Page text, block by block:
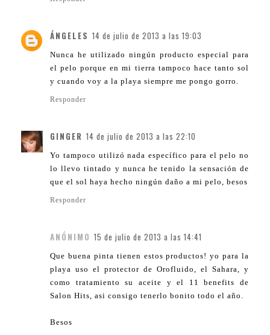
ÁNGELES 14 de julio de 2013 a las 19:03
Nunca he utilizado ningún producto especial para
el pelo porque en mi tierra tampoco hace tanto sol
y cuando voy a la playa siempre me pongo gorro.
Responder
GINGER 14 de julio de 2013 a las 22:10
Yo tampoco utilizó nada específico para el pelo no
lo llevo tintado y nunca he tenido la sensación de
que el sol haya hecho ningún daño a mi pelo, besos
Responder
ANÓNIMO 15 de julio de 2013 a las 14:41
Que buena pinta tienen estos productos! yo para la
playa uso el protector de Orofluido, el Sahara, y
como tratamiento su aceite y el 11 benefits de
Salon Hits, asi consigo tenerlo bonito todo el año.
Besos